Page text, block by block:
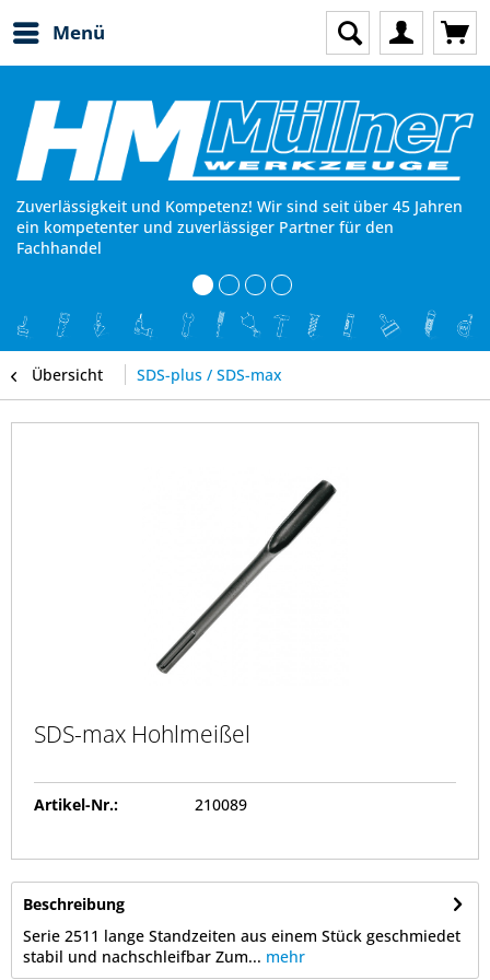
Menü
Zuverlässigkeit und Kompetenz! Wir sind seit über 45 Jahren
ein kompetenter und zuverlässiger Partner für den
Fachhandel
Übersicht SDS-plus / SDS-max
SDS-max Hohlmeißel
Artikel-Nr.: 210089
Beschreibung
Serie 2511 lange Standzeiten aus einem Stück geschmiedet
stabil und nachschleifbar Zum... mehr